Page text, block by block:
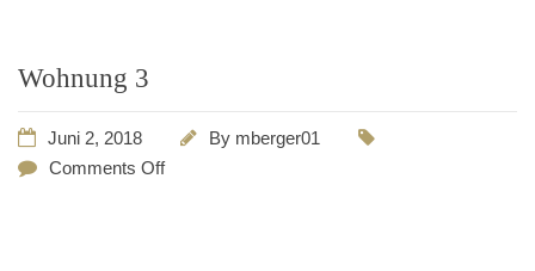
Wohnung 3
Juni 2, 2018 By mberger01
Comments Off